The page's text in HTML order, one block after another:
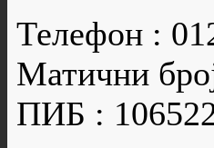
Телефон :
Матични
ПИБ :